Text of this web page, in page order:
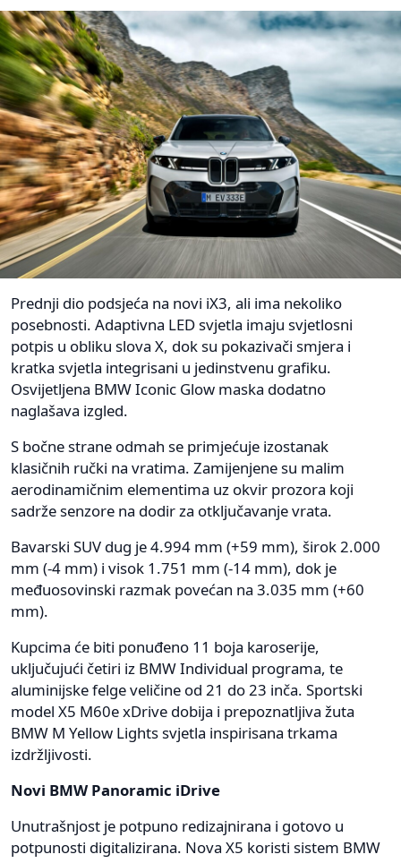
Prednji dio podsjeća na novi iX3, ali ima nekoliko
posebnosti. Adaptivna LED svjetla imaju svjetlosni
potpis u obliku slova X, dok su pokazivači smjera i
kratka svjetla integrisani u jedinstvenu grafiku.
Osvijetljena BMW Iconic Glow maska dodatno
naglašava izgled.
S bočne strane odmah se primjećuje izostanak
klasičnih ručki na vratima. Zamijenjene su malim
aerodinamičnim elementima uz okvir prozora koji
sadrže senzore na dodir za otključavanje vrata.
Bavarski SUV dug je 4.994 mm (+59 mm), širok 2.000
mm (-4 mm) i visok 1.751 mm (-14 mm), dok je
međuosovinski razmak povećan na 3.035 mm (+60
mm).
Kupcima će biti ponuđeno 11 boja karoserije,
uključujući četiri iz BMW Individual programa, te
aluminijske felge veličine od 21 do 23 inča. Sportski
model X5 M60e xDrive dobija i prepoznatljiva žuta
BMW M Yellow Lights svjetla inspirisana trkama
izdržljivosti.
Novi BMW Panoramic iDrive
Unutrašnjost je potpuno redizajnirana i gotovo u
potpunosti digitalizirana. Nova X5 koristi sistem BMW